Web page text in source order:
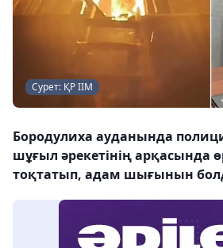
Сурет: ҚР ІІМ
Бородулиха ауданында
шұғыл әрекетінің арқасында
тоқтатып, адам шығынын